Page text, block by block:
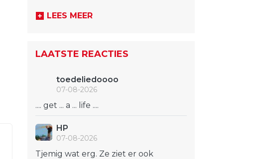
LEES MEER
LAATSTE REACTIES
toedeliedoooo
07-08-2026
.... get ... a ... life ....
HP
07-08-2026
Tjemig wat erg. Ze ziet er ook